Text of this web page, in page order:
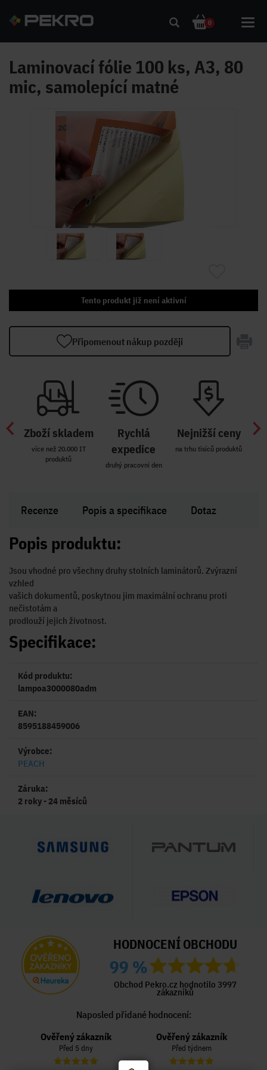
0
Laminovací fólie 100 ks, A3, 80
mic, samolepící matné
Tento produkt již není aktivní
Připomenout nákup později
Zboží skladem
více než 20.000 IT
produktů
Rychlá
expedice
druhý pracovní den
Nejnižší ceny
na trhu tisíců produktů
Recenze Popis a specifikace Dotaz
Popis produktu:
Jsou vhodné pro všechny druhy stolních laminátorů. Zvýrazní
vzhled
vašich dokumentů, poskytnou jim maximální ochranu proti
nečistotám a
prodlouží jejich životnost.
Specifikace:
Kód produktu:
lampoa3000080adm
EAN:
8595188459006
Výrobce:
PEACH
Záruka:
2 roky - 24 měsíců
HODNOCENÍ OBCHODU
99 %
Obchod Pekro.cz hodnotilo 3997
zákazníků
Naposled přidané hodnocení:
Ověřený zákazník
Před 5 dny
Ověřený zákazník
Před týdnem